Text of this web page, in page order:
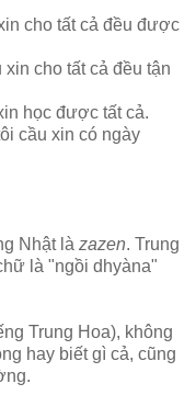
cho tất cả đều được
cho tất cả đều tận
học được tất cả.
cầu xin có ngày
Nhật là zazen. Trung
là "ngồi dhyàna"
Trung Hoa), không
hay biết gì cả, cũng